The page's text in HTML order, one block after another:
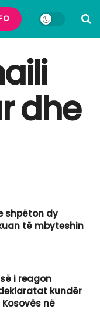
dhe
shpëton dy
të mbyteshin
i reagon
kundër
në